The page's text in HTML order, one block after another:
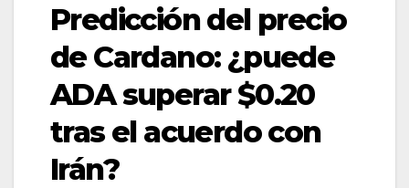
Predicción del precio
de Cardano: ¿puede
ADA superar $0.20
tras el acuerdo con
Irán?